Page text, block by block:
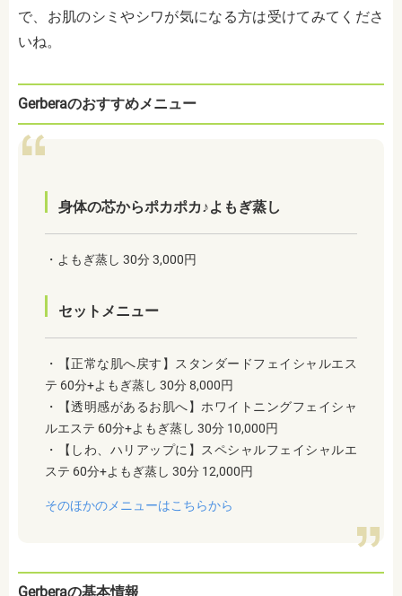
で、お肌のシミやシワが気になる方は受けてみてくださ
いね。
Gerberaのおすすめメニュー
身体の芯からポカポカ♪よもぎ蒸し
・よもぎ蒸し 30分 3,000円
セットメニュー
・【正常な肌へ戻す】スタンダードフェイシャルエス
テ 60分+よもぎ蒸し 30分 8,000円
・【透明感があるお肌へ】ホワイトニングフェイシャ
ルエステ 60分+よもぎ蒸し 30分 10,000円
・【しわ、ハリアップに】スペシャルフェイシャルエ
ステ 60分+よもぎ蒸し 30分 12,000円
そのほかのメニューはこちらから
Gerberaの基本情報